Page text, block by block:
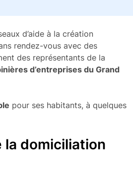
d’aide à la création
rendez-vous avec des
des représentants de la
d’entreprises du Grand
pour ses habitants, à quelques
la domiciliation